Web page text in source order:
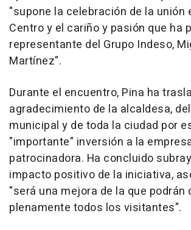
"supone la celebración de la unión
Centro y el cariño y pasión que ha
representante del Grupo Indeso,
Martínez".
Durante el encuentro, Pina ha
agradecimiento de la alcaldesa,
municipal y de toda la ciudad por
"importante" inversión a la
patrocinadora. Ha concluido
impacto positivo de la iniciativa,
"será una mejora de la que
plenamente todos los visitantes".